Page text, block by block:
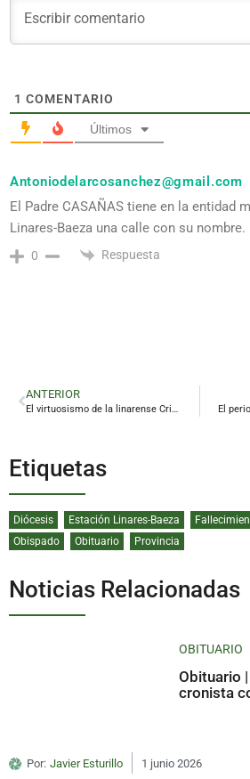
1 COMENTARIO
Últimos
Antoniodelarcosanchez@gmail.com
El Padre CASAÑAS tiene en la entidad
Linares-Baeza una calle con su nombre.
0 Respuesta
ANTERIOR
El virtuosismo de la linarense Cristina Gómez Godoy sonará en el Palau de la Música de Valencia
Etiquetas
Diócesis Estación Linares-Baeza
Obispado
Obituario Provincia
Noticias Relacionadas
OBITUARIO
Obituario
cronista
Por: Javier Esturillo 1 junio 2026